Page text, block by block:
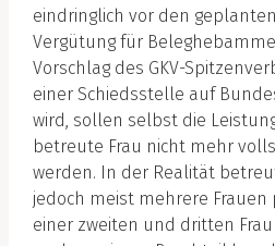
eindringlich vor den
Vergütung für
Vorschlag des GKV-
einer Schiedsstelle auf
wird, sollen selbst die
betreute Frau nicht mehr
werden. In der Realität
jedoch meist mehrere
einer zweiten und dritten